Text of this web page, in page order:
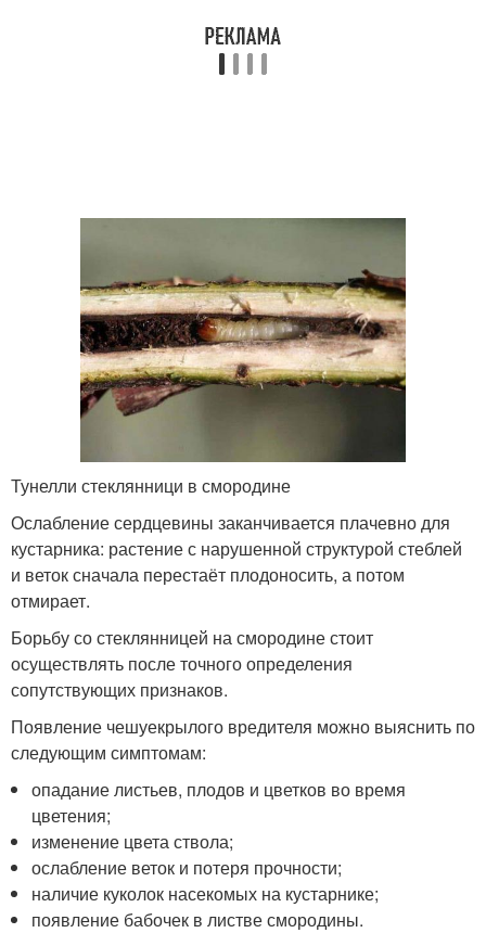
Тунелли стеклянници в смородине
Ослабление сердцевины заканчивается плачевно для
кустарника: растение с нарушенной структурой стеблей
и веток сначала перестаёт плодоносить, а потом
отмирает.
Борьбу со стеклянницей на смородине стоит
осуществлять после точного определения
сопутствующих признаков.
Появление чешуекрылого вредителя можно выяснить по
следующим симптомам:
опадание листьев, плодов и цветков во время
цветения;
изменение цвета ствола;
ослабление веток и потеря прочности;
наличие куколок насекомых на кустарнике;
появление бабочек в листве смородины.